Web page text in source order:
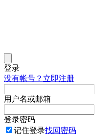
登录
没有帐号？立即注册
用户名或邮箱
登录密码
记住登录找回密码